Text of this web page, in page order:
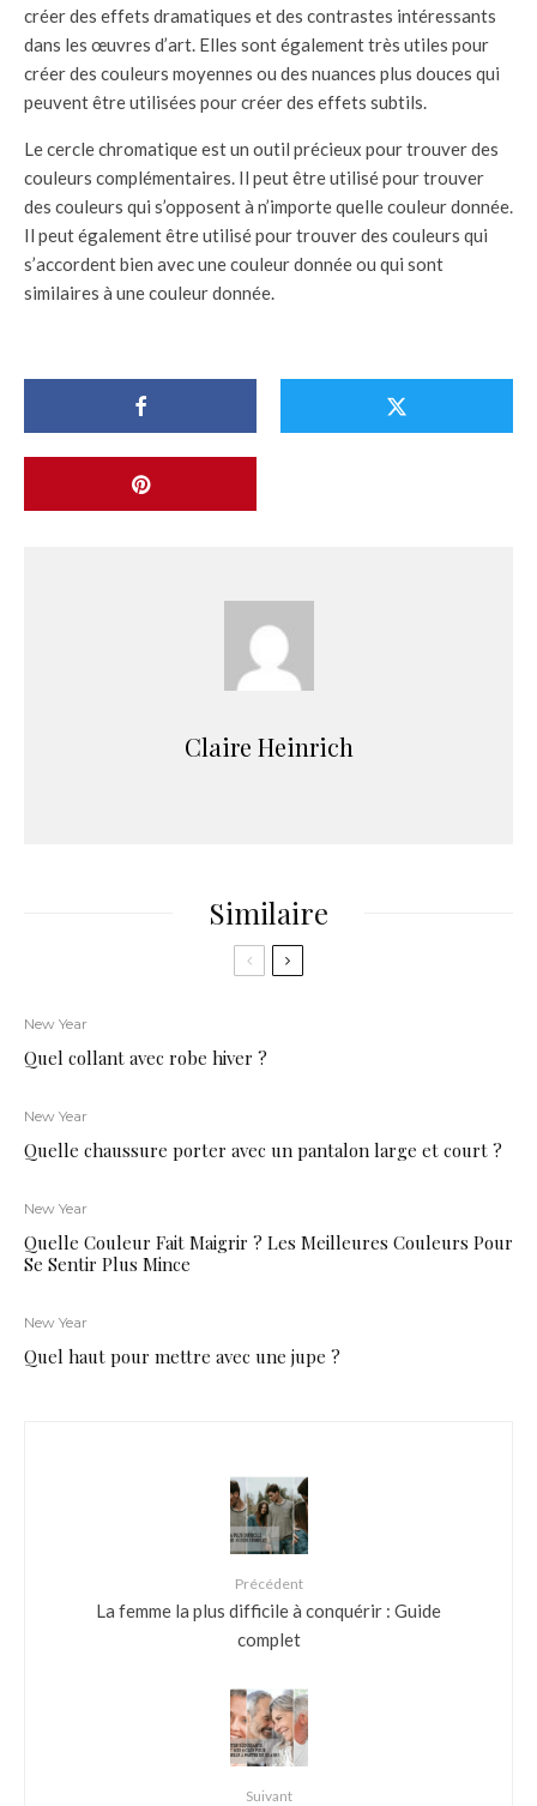
créer des effets dramatiques et des contrastes intéressants
dans les œuvres d’art. Elles sont également très utiles pour
créer des couleurs moyennes ou des nuances plus douces qui
peuvent être utilisées pour créer des effets subtils.
Le cercle chromatique est un outil précieux pour trouver des
couleurs complémentaires. Il peut être utilisé pour trouver
des couleurs qui s’opposent à n’importe quelle couleur donnée.
Il peut également être utilisé pour trouver des couleurs qui
s’accordent bien avec une couleur donnée ou qui sont
similaires à une couleur donnée.
Claire Heinrich
Similaire
New Year
Quel collant avec robe hiver ?
New Year
Quelle chaussure porter avec un pantalon large et court ?
New Year
Quelle Couleur Fait Maigrir ? Les Meilleures Couleurs Pour
Se Sentir Plus Mince
New Year
Quel haut pour mettre avec une jupe ?
Précédent
La femme la plus difficile à conquérir : Guide
complet
Suivant